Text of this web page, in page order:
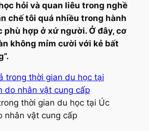
hỏi và quan liêu trong nghề
chế tôi quá nhiều trong hành
hợp ở xứ người. Ở đây, cơ
không mỉm cười với kẻ bất
thời gian du học tại Úc
nhân vật cung cấp